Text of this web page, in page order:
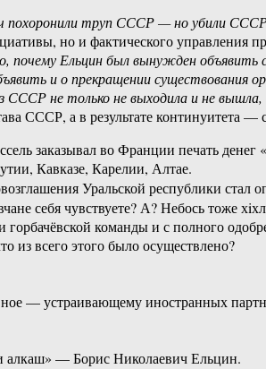
похоронили труп СССР — но убили
но и фактического управления
почему Ельцин был вынужден
и о прекращении
не только не выходила и не
СССР, а в результате континуитета —
заказывал во Франции печать
Кавказе, Карелии, Алтае.
Уральской республики стал
себя чувствуете? А? Небось тоже
команды и с полного
из всего этого было осуществлено?
— устраивающему иностранных
алкаш» — Борис Николаевич Ельцин.